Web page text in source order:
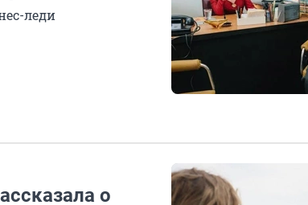
леди
о